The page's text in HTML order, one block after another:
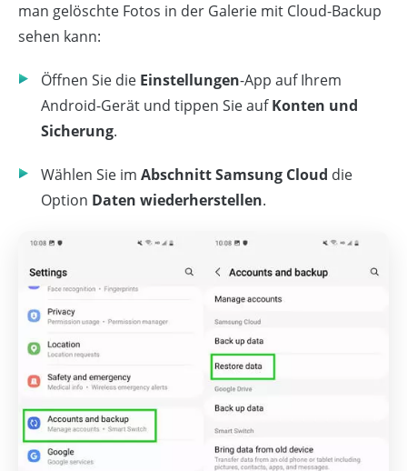
man gelöschte Fotos in der Galerie mit Cloud-Backup
sehen kann:
Öffnen Sie die Einstellungen-App auf Ihrem
Android-Gerät und tippen Sie aufKonten und
Sicherung.
Wählen Sie im Abschnitt Samsung Cloud die
Option Daten wiederherstellen.